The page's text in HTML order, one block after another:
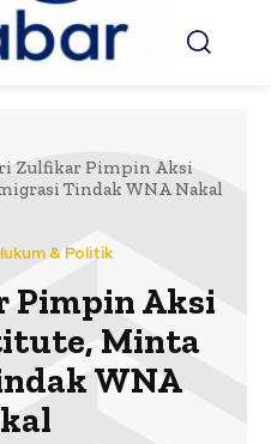
Zulfikar Pimpin Aksi
Tindak WNA Nakal
& Politik
Pimpin Aksi
Minta
WNA